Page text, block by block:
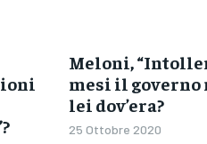
Meloni,
mesi il governo
lei dov’era?
25 Ottobre 2020